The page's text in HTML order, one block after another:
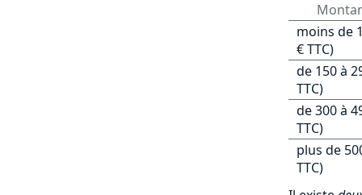
moins de
€ TTC)
de 150 à
TTC)
de 300 à
TTC)
plus de
TTC)